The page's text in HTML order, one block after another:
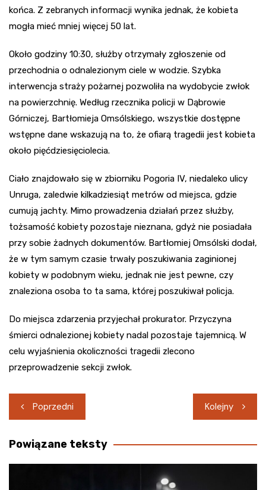
końca. Z zebranych informacji wynika jednak, że kobieta
mogła mieć mniej więcej 50 lat.
Około godziny 10:30, służby otrzymały zgłoszenie od
przechodnia o odnalezionym ciele w wodzie. Szybka
interwencja straży pożarnej pozwoliła na wydobycie zwłok
na powierzchnię. Według rzecznika policji w Dąbrowie
Górniczej, Bartłomieja Omsólskiego, wszystkie dostępne
wstępne dane wskazują na to, że ofiarą tragedii jest kobieta
około pięćdziesięciolecia.
Ciało znajdowało się w zbiorniku Pogoria IV, niedaleko ulicy
Unruga, zaledwie kilkadziesiąt metrów od miejsca, gdzie
cumują jachty. Mimo prowadzenia działań przez służby,
tożsamość kobiety pozostaje nieznana, gdyż nie posiadała
przy sobie żadnych dokumentów. Bartłomiej Omsólski dodał,
że w tym samym czasie trwały poszukiwania zaginionej
kobiety w podobnym wieku, jednak nie jest pewne, czy
znaleziona osoba to ta sama, której poszukiwał policja.
Do miejsca zdarzenia przyjechał prokurator. Przyczyna
śmierci odnalezionej kobiety nadal pozostaje tajemnicą. W
celu wyjaśnienia okoliczności tragedii zlecono
przeprowadzenie sekcji zwłok.
Nawigacja
wpisu
Poprzedni Kolejny
Powiązane teksty